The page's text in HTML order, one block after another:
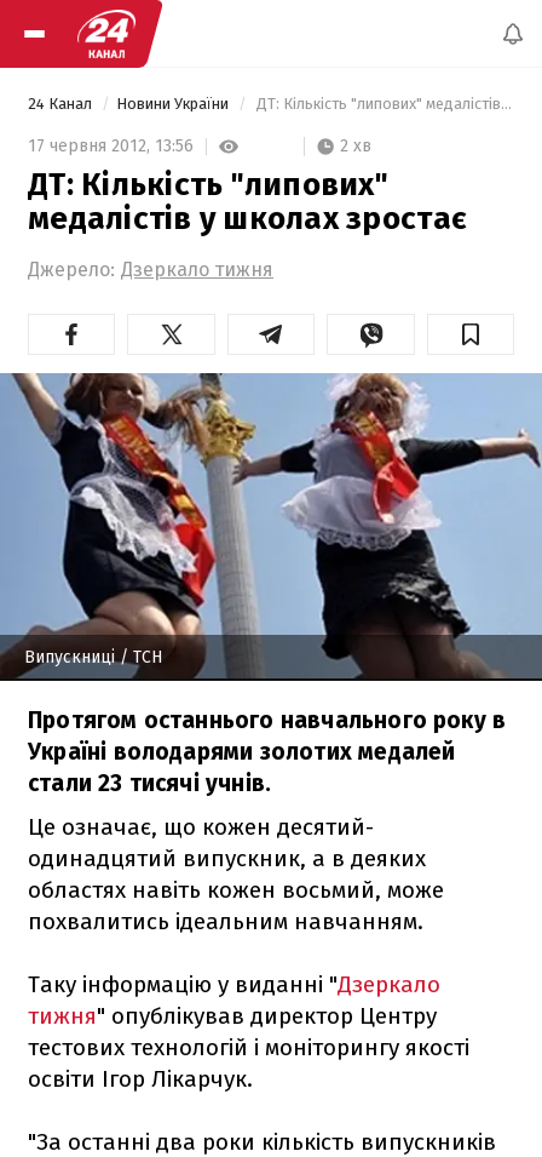
24 Канал Новини України ДТ: Кількість "липових" медалістів у школах зростає
17 червня 2012, 13:56 2 хв
ДТ: Кількість "липових"
медалістів у школах зростає
Джерело: Дзеркало тижня
Випускниці/ ТСН
Протягом останнього навчального року в
Україні володарями золотих медалей
стали 23 тисячі учнів.
Це означає, що кожен десятий-
одинадцятий випускник, а в деяких
областях навіть кожен восьмий, може
похвалитись ідеальним навчанням.
Таку інформацію у виданні "Дзеркало
тижня" опублікував директор Центру
тестових технологій і моніторингу якості
освіти Ігор Лікарчук.
"За останні два роки кількість випускників